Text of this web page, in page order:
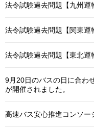
法令試験過去問題【九州運
法令試験過去問題【関東運
法令試験過去問題【東北運
9月20日のバスの日に合わ
が開催されました。
高速バス安心推進コンソー